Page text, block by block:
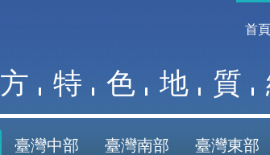
首頁
方 特 色 地 質
臺灣中部 臺灣南部 臺灣東部